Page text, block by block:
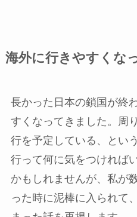
海外に行きやすくな
長かった日本の鎖国が終
すくなってきました。周
行を予定している、とい
行って何に気をつければ
かもしれませんが、私が
った時に泥棒に入られて